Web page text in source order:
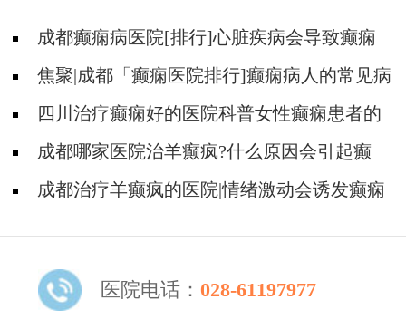
成都癫痫病医院[排行]心脏疾病会导致癫痫
吗?焦聚|成都「癫痫医院排行]癫痫病人的常见病
因有哪些?
四川治疗癫痫好的医院科普女性癫痫患者的
病因!成都哪家医院治羊癫疯?什么原因会引起癫
痫?成都治疗羊癫疯的医院|情绪激动会诱发癫痫
医院电话： 028-61197977